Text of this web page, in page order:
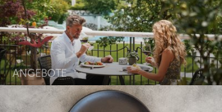
ANGEBOTE